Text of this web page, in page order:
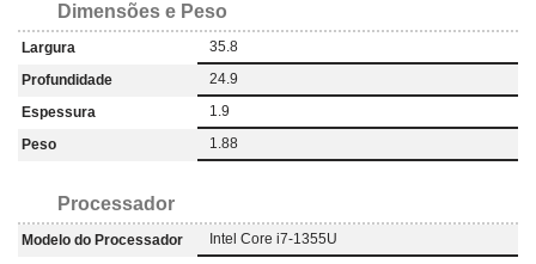
Dimensões e Peso
Largura
35.8
Profundidade
24.9
Espessura
1.9
Peso
1.88
Processador
Modelo do Processador
Intel Core i7-1355U